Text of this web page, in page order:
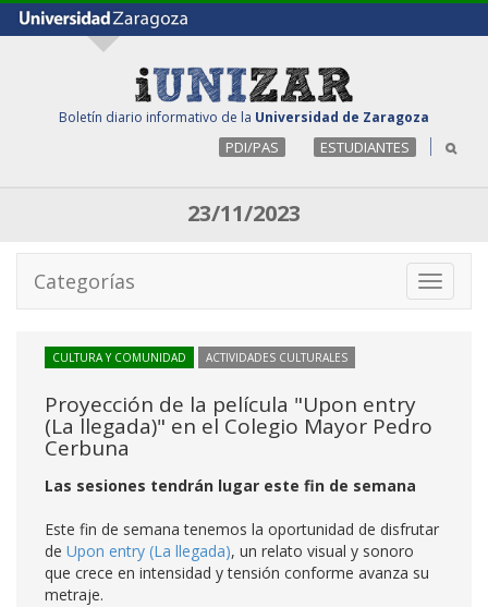
Boletín diario informativo de la Universidad de Zaragoza
PDI/PAS ESTUDIANTES
23/11/2023
Toggle
Categorías
CULTURA Y COMUNIDAD ACTIVIDADES CULTURALES
Proyección de la película "Upon entry
(La llegada)" en el Colegio Mayor Pedro
Cerbuna
Las sesiones tendrán lugar este fin de semana
Este fin de semana tenemos la oportunidad de disfrutar
de Upon entry (La llegada), un relato visual y sonoro
que crece en intensidad y tensión conforme avanza su
metraje.